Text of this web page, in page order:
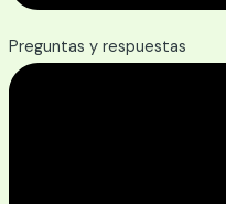
Preguntas y respuestas